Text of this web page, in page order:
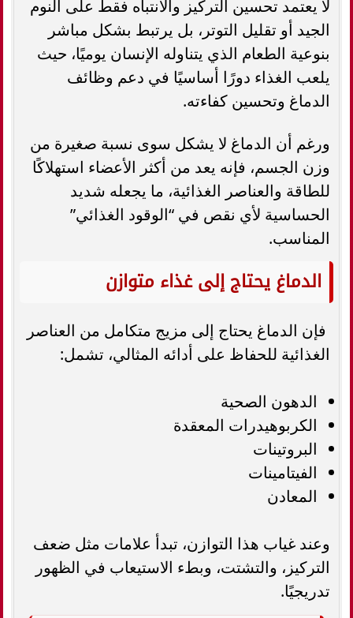
لا يعتمد تحسين التركيز والانتباه فقط على النوم
الجيد أو تقليل التوتر، بل يرتبط بشكل مباشر
بنوعية الطعام الذي يتناوله الإنسان يوميًا، حيث
يلعب الغذاء دورًا أساسيًا في دعم وظائف
الدماغ وتحسين كفاءته.
ورغم أن الدماغ لا يشكل سوى نسبة صغيرة من
وزن الجسم، فإنه يعد من أكثر الأعضاء استهلاكًا
للطاقة والعناصر الغذائية، ما يجعله شديد
الحساسية لأي نقص في “الوقود الغذائي”
المناسب.
الدماغ يحتاج إلى غذاء متوازن
فإن الدماغ يحتاج إلى مزيج متكامل من العناصر
الغذائية للحفاظ على أدائه المثالي، تشمل:
الدهون الصحية
الكربوهيدرات المعقدة
البروتينات
الفيتامينات
المعادن
وعند غياب هذا التوازن، تبدأ علامات مثل ضعف
التركيز، والتشتت، وبطء الاستيعاب في الظهور
تدريجيًا.